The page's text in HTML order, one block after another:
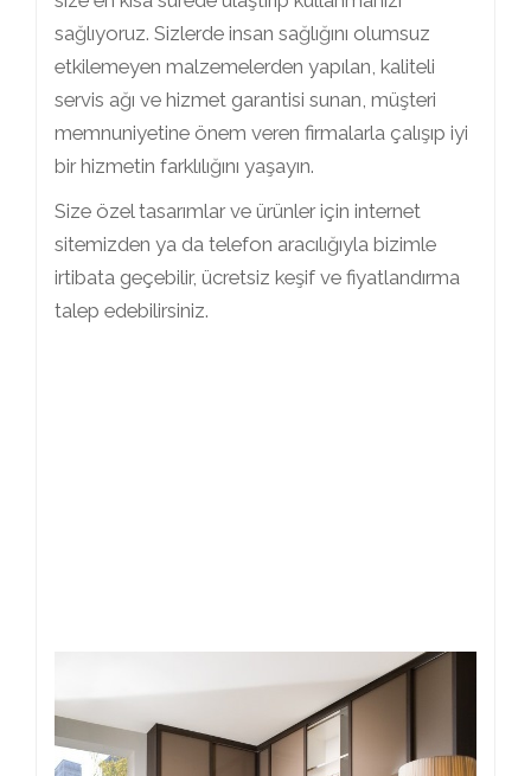
sağlıyoruz. Sizlerde insan sağlığını olumsuz
etkilemeyen malzemelerden yapılan, kaliteli
servis ağı ve hizmet garantisi sunan, müşteri
memnuniyetine önem veren firmalarla çalışıp iyi
bir hizmetin farklılığını yaşayın.
Size özel tasarımlar ve ürünler için internet
sitemizden ya da telefon aracılığıyla bizimle
irtibata geçebilir, ücretsiz keşif ve fiyatlandırma
talep edebilirsiniz.